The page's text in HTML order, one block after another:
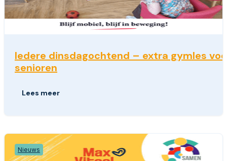
Iedere dinsdagochtend – extra gymles
senioren
Lees meer
Nieuws